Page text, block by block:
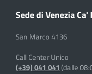
Sede di Venezia
San Marco 4136
Call Center Unico
(+39) 041 041(dalle